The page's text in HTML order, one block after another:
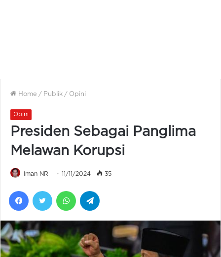
Home / Publik / Opini
Opini
Presiden Sebagai Panglima
Melawan Korupsi
Iman NR 11/11/2024 35
FacebookTwitter WhatsApp